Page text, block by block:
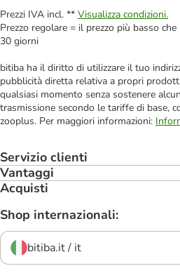
Prezzi IVA incl. ** Visualizza condizioni.
Prezzo regolare = il prezzo più basso
30 giorni
bitiba ha il diritto di utilizzare il tuo
pubblicità diretta relativa a propri
qualsiasi momento senza sostenere
trasmissione secondo le tariffe di base,
zooplus. Per maggiori informazioni:
Servizio clienti
Vantaggi
Acquisti
Shop internazionali:
bitiba.it / it